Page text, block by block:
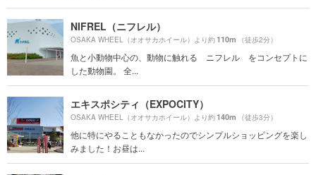
NIFREL（ニフレル）
OSAKA WHEEL（オオサカホイール）より約110m （徒歩2分）
魚と小動物中心の、動物に触れる ニフレル をコンセプトに
した動物園。 全...
エキスポシティ（EXPOCITY）
OSAKA WHEEL（オオサカホイール）より約140m （徒歩3分）
他に特にやることもなかったのでシンプルショッピングを楽し
みました！お昼は...